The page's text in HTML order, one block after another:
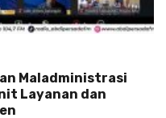
Maladministrasi
Layanan dan